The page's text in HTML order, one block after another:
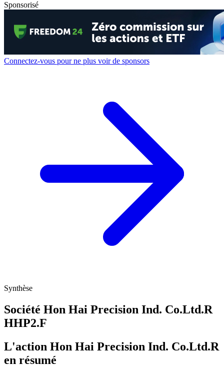
Sponsorisé
Connectez-vous pour ne plus voir de sponsors
Synthèse
Société Hon Hai Precision Ind. Co.Ltd.R
HHP2.F
L'action Hon Hai Precision Ind. Co.Ltd.R
en résumé